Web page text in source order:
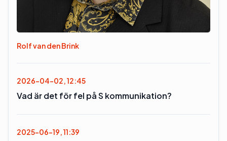
Rolf van den Brink
2026-04-02, 12:45
Vad är det för fel på S kommunikation?
2025-06-19, 11:39